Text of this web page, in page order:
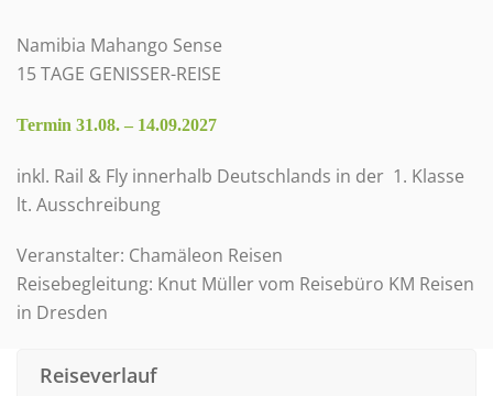
Namibia Mahango Sense
15 TAGE GENISSER-REISE
Termin 31.08. – 14.09.2027
inkl. Rail & Fly innerhalb Deutschlands in der 1. Klasse
lt. Ausschreibung
Veranstalter: Chamäleon Reisen
Reisebegleitung: Knut Müller vom Reisebüro KM Reisen
in Dresden
Reiseverlauf